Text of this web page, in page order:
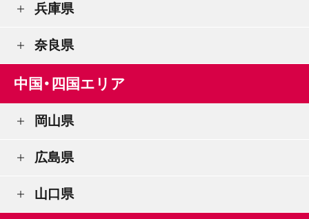
兵庫県
奈良県
中国・四国エリア
岡山県
広島県
山口県